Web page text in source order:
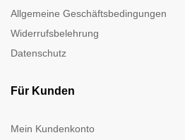
Allgemeine Geschäftsbedingungen
Widerrufsbelehrung
Datenschutz
Für Kunden
Mein Kundenkonto